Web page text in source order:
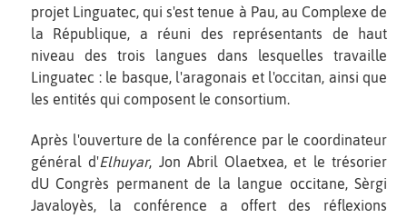
projet Linguatec, qui s'est tenue à Pau, au Complexe de
la République, a réuni des représentants de haut
niveau des trois langues dans lesquelles travaille
Linguatec : le basque, l'aragonais et l'occitan, ainsi que
les entités qui composent le consortium.
Après l'ouverture de la conférence par le coordinateur
général d'Elhuyar, Jon Abril Olaetxea, et le trésorier
dU Congrès permanent de la langue occitane, Sèrgi
Javaloyès, la conférence a offert des réflexions